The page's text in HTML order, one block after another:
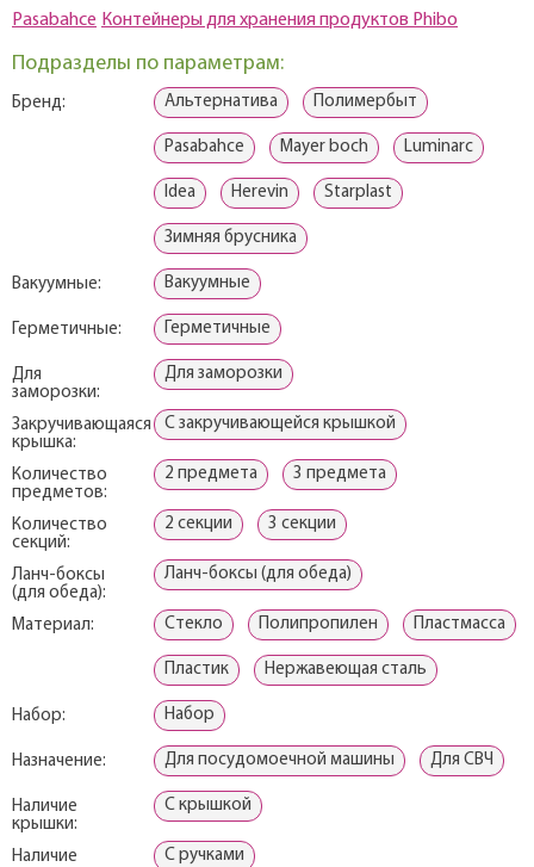
Pasabahce Контейнеры для хранения продуктов Phibo
Подразделы по параметрам:
Бренд: Альтернатива Полимербыт
Pasabahce Mayer boch Luminarc
Idea Herevin Starplast
Зимняя брусника
Вакуумные: Вакуумные
Герметичные: Герметичные
Для
заморозки:
Для заморозки
Закручивающаяся
крышка:
С закручивающейся крышкой
Количество
предметов:
2 предмета 3 предмета
Количество
секций:
2 секции 3 секции
Ланч-боксы
(для обеда):
Ланч-боксы (для обеда)
Материал: Стекло Полипропилен Пластмасса
Пластик Нержавеющая сталь
Набор: Набор
Назначение: Для посудомоечной машины Для СВЧ
Наличие
крышки:
С крышкой
Наличие
С ручками